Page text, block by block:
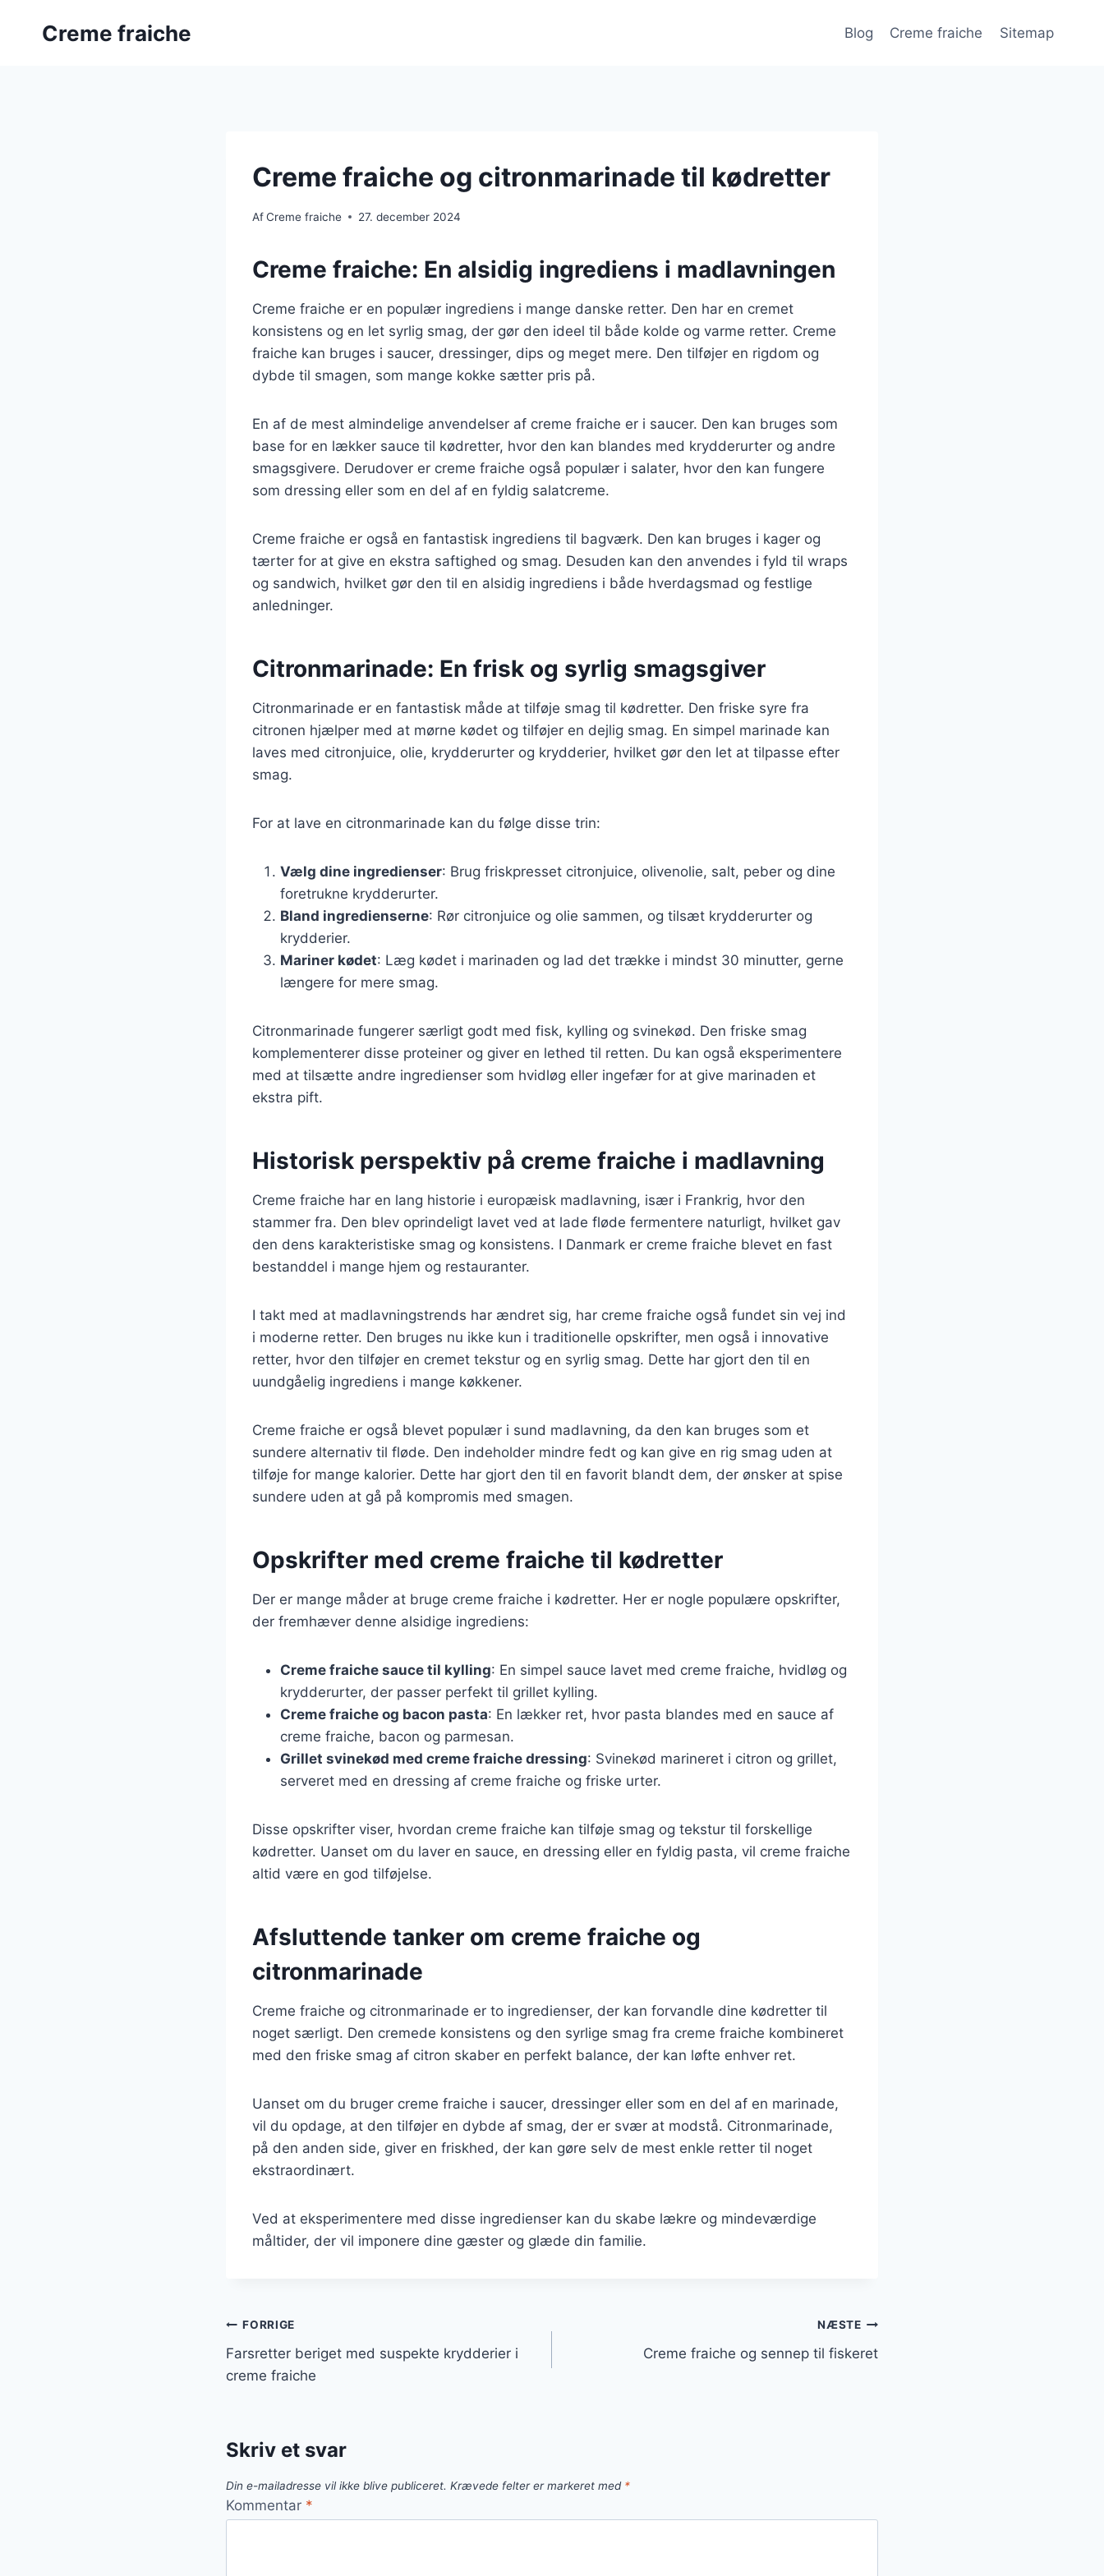
Creme fraiche Blog Creme fraiche Sitemap
Creme fraiche og citronmarinade til kødretter
AfCreme fraiche 27. december 2024
Creme fraiche: En alsidig ingrediens i madlavningen
Creme fraiche er en populær ingrediens i mange danske retter. Den har en cremet
konsistens og en let syrlig smag, der gør den ideel til både kolde og varme retter. Creme
fraiche kan bruges i saucer, dressinger, dips og meget mere. Den tilføjer en rigdom og
dybde til smagen, som mange kokke sætter pris på.
En af de mest almindelige anvendelser af creme fraiche er i saucer. Den kan bruges som
base for en lækker sauce til kødretter, hvor den kan blandes med krydderurter og andre
smagsgivere. Derudover er creme fraiche også populær i salater, hvor den kan fungere
som dressing eller som en del af en fyldig salatcreme.
Creme fraiche er også en fantastisk ingrediens til bagværk. Den kan bruges i kager og
tærter for at give en ekstra saftighed og smag. Desuden kan den anvendes i fyld til wraps
og sandwich, hvilket gør den til en alsidig ingrediens i både hverdagsmad og festlige
anledninger.
Citronmarinade: En frisk og syrlig smagsgiver
Citronmarinade er en fantastisk måde at tilføje smag til kødretter. Den friske syre fra
citronen hjælper med at mørne kødet og tilføjer en dejlig smag. En simpel marinade kan
laves med citronjuice, olie, krydderurter og krydderier, hvilket gør den let at tilpasse efter
smag.
For at lave en citronmarinade kan du følge disse trin:
Vælg dine ingredienser: Brug friskpresset citronjuice, olivenolie, salt, peber og dine
foretrukne krydderurter.
Bland ingredienserne: Rør citronjuice og olie sammen, og tilsæt krydderurter og
krydderier.
Mariner kødet: Læg kødet i marinaden og lad det trække i mindst 30 minutter, gerne
længere for mere smag.
Citronmarinade fungerer særligt godt med fisk, kylling og svinekød. Den friske smag
komplementerer disse proteiner og giver en lethed til retten. Du kan også eksperimentere
med at tilsætte andre ingredienser som hvidløg eller ingefær for at give marinaden et
ekstra pift.
Historisk perspektiv på creme fraiche i madlavning
Creme fraiche har en lang historie i europæisk madlavning, især i Frankrig, hvor den
stammer fra. Den blev oprindeligt lavet ved at lade fløde fermentere naturligt, hvilket gav
den dens karakteristiske smag og konsistens. I Danmark er creme fraiche blevet en fast
bestanddel i mange hjem og restauranter.
I takt med at madlavningstrends har ændret sig, har creme fraiche også fundet sin vej ind
i moderne retter. Den bruges nu ikke kun i traditionelle opskrifter, men også i innovative
retter, hvor den tilføjer en cremet tekstur og en syrlig smag. Dette har gjort den til en
uundgåelig ingrediens i mange køkkener.
Creme fraiche er også blevet populær i sund madlavning, da den kan bruges som et
sundere alternativ til fløde. Den indeholder mindre fedt og kan give en rig smag uden at
tilføje for mange kalorier. Dette har gjort den til en favorit blandt dem, der ønsker at spise
sundere uden at gå på kompromis med smagen.
Opskrifter med creme fraiche til kødretter
Der er mange måder at bruge creme fraiche i kødretter. Her er nogle populære opskrifter,
der fremhæver denne alsidige ingrediens:
Creme fraiche sauce til kylling: En simpel sauce lavet med creme fraiche, hvidløg og
krydderurter, der passer perfekt til grillet kylling.
Creme fraiche og bacon pasta: En lækker ret, hvor pasta blandes med en sauce af
creme fraiche, bacon og parmesan.
Grillet svinekød med creme fraiche dressing: Svinekød marineret i citron og grillet,
serveret med en dressing af creme fraiche og friske urter.
Disse opskrifter viser, hvordan creme fraiche kan tilføje smag og tekstur til forskellige
kødretter. Uanset om du laver en sauce, en dressing eller en fyldig pasta, vil creme fraiche
altid være en god tilføjelse.
Afsluttende tanker om creme fraiche og
citronmarinade
Creme fraiche og citronmarinade er to ingredienser, der kan forvandle dine kødretter til
noget særligt. Den cremede konsistens og den syrlige smag fra creme fraiche kombineret
med den friske smag af citron skaber en perfekt balance, der kan løfte enhver ret.
Uanset om du bruger creme fraiche i saucer, dressinger eller som en del af en marinade,
vil du opdage, at den tilføjer en dybde af smag, der er svær at modstå. Citronmarinade,
på den anden side, giver en friskhed, der kan gøre selv de mest enkle retter til noget
ekstraordinært.
Ved at eksperimentere med disse ingredienser kan du skabe lækre og mindeværdige
måltider, der vil imponere dine gæster og glæde din familie.
Indlægsnavigation
FORRIGE
Farsretter beriget med suspekte krydderier i
creme fraiche
NÆSTE
Creme fraiche og sennep til fiskeret
Skriv et svar
Din e-mailadresse vil ikke blive publiceret. Krævede felter er markeret med *
Kommentar *